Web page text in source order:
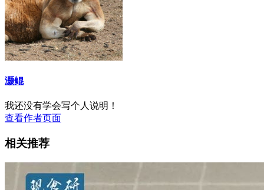
灏鲲
我还没有学会写个人说明！
查看作者页面
相关推荐